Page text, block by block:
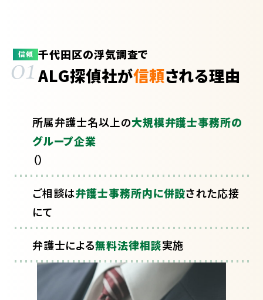
信頼
01千代田区の浮気調査で
ALG探偵社が信頼される理由
所属弁護士名以上の大規模弁護士事務所の
グループ企業
（）
ご相談は弁護士事務所内に併設された応接
にて
弁護士による無料法律相談実施